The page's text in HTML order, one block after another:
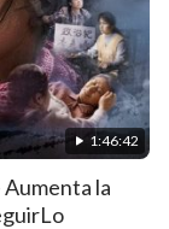
1:46:42
la